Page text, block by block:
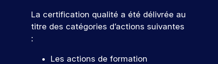
La certification qualité a été délivrée au
titre des catégories d’actions suivantes
:
Les actions de formation